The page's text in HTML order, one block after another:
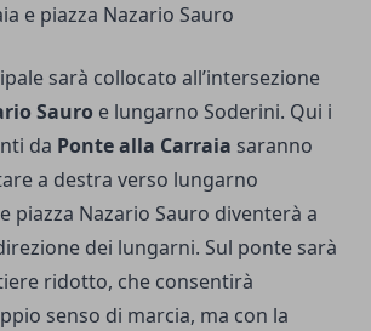
e piazza Nazario Sauro
sarà collocato all’intersezione
Sauro e lungarno Soderini. Qui i
da Ponte alla Carraia saranno
a destra verso lungarno
piazza Nazario Sauro diventerà a
dei lungarni. Sul ponte sarà
ridotto, che consentirà
senso di marcia, ma con la